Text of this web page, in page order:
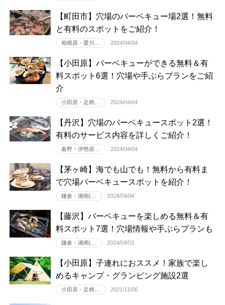
【町田市】穴場のバーベキュー場2選！無料
と有料のスポットをご紹介！
相模原・愛川… 2024/04/04
【小田原】バーベキューができる無料＆有
料スポット6選！穴場や手ぶらプランをご紹
介
小田原・足柄… 2024/04/04
【丹沢】穴場のバーベキュースポット2選！
有料のサービス内容を詳しくご紹介！
秦野・伊勢原… 2024/04/04
【茅ヶ崎】海でも山でも！無料から有料ま
で穴場バーベキュースポットを紹介！
鎌倉・湘南(… 2024/04/04
【藤沢】バーベキューを楽しめる無料＆有
料スポット7選！穴場情報や手ぶらプランも
鎌倉・湘南(… 2024/04/03
【小田原】子連れにおススメ！家族で楽し
めるキャンプ・グランピング施設2選
小田原・足柄… 2021/11/06